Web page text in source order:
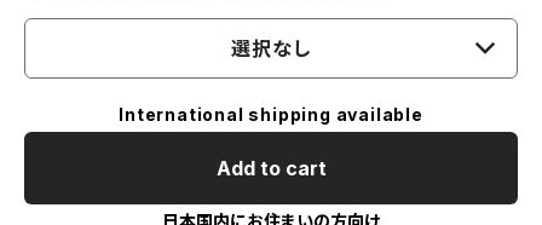
選択なし
International shipping available
Add to cart
日本国内にお住まいの方向け